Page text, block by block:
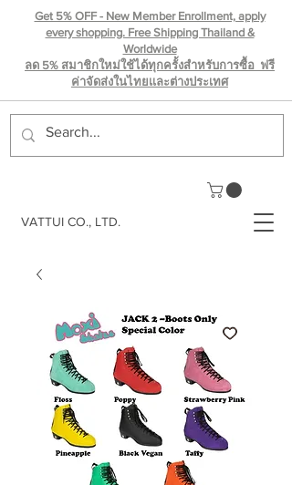
VATTUI CO., LTD.
Get 5% OFF - New Member Enrollment, apply
every shopping. Free Shipping Thailand &
Worldwide
ลด 5% สมาชิกใหม่ใช้ได้ทุกครั้งสำหรับการซื้อ ฟรี
ค่าจัดส่งในไทยเเละต่างประเทศ